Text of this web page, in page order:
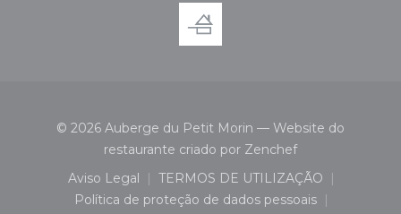
© 2026 Auberge du Petit Morin — Website do
restaurante criado por Zenchef((abre numa
Aviso Legal
((abre numa nova janela))
TERMOS DE UTILIZAÇÃO
((abre numa nova
Política de proteção de dados pessoais
((abre numa nova janela))